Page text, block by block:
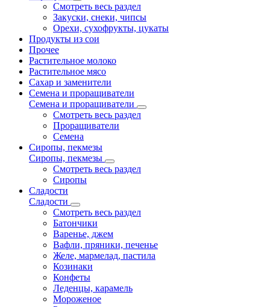
Смотреть весь раздел
Закуски, снеки, чипсы
Орехи, сухофрукты, цукаты
Продукты из сои
Прочее
Растительное молоко
Растительное мясо
Сахар и заменители
Семена и проращиватели
Семена и проращиватели
Смотреть весь раздел
Проращиватели
Семена
Сиропы, пекмезы
Сиропы, пекмезы
Смотреть весь раздел
Сиропы
Сладости
Сладости
Смотреть весь раздел
Батончики
Варенье, джем
Вафли, пряники, печенье
Желе, мармелад, пастила
Козинаки
Конфеты
Леденцы, карамель
Мороженое